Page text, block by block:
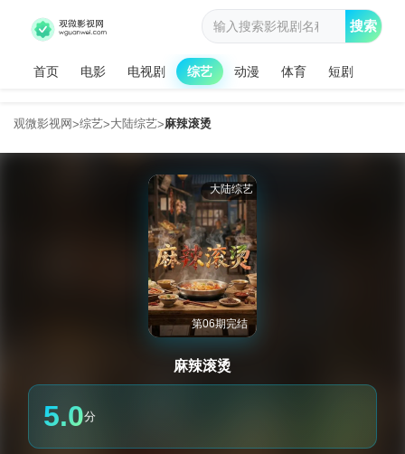
首页 电影 电视剧 综艺 动漫 体育 短剧
搜索
观微影视网>综艺>大陆综艺>麻辣滚烫
大陆综艺
第06期完结
麻辣滚烫
5.0分